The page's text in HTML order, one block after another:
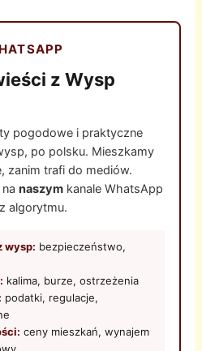
z Wysp
pogodowe i praktyczne
po polsku. Mieszkamy
zanim trafi do mediów.
nanaszym kanale WhatsApp
algorytmu.
wysp: bezpieczeństwo,
kalima, burze, ostrzeżenia
podatki, regulacje,
ceny mieszkań, wynajem